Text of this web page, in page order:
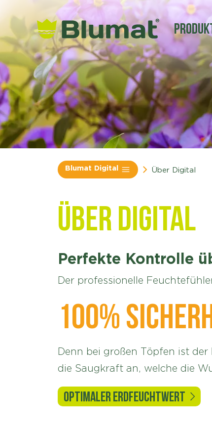
Blumat Digital Über Digital
Über Digital
Perfekte Kontrolle
Der professionelle
100%
Denn bei großen Töpfen ist
die Saugkraft an, welche die
OPTIMALER ERDFEUCHTWERT